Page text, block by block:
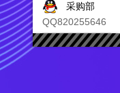
采购部
QQ820255646